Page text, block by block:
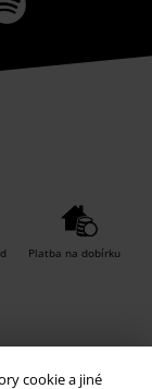
cookie a jiné
Platba na dobírku